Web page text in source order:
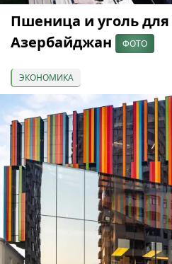
Пшеница и уголь
Азербайджан
ФОТО
ЭКОНОМИКА